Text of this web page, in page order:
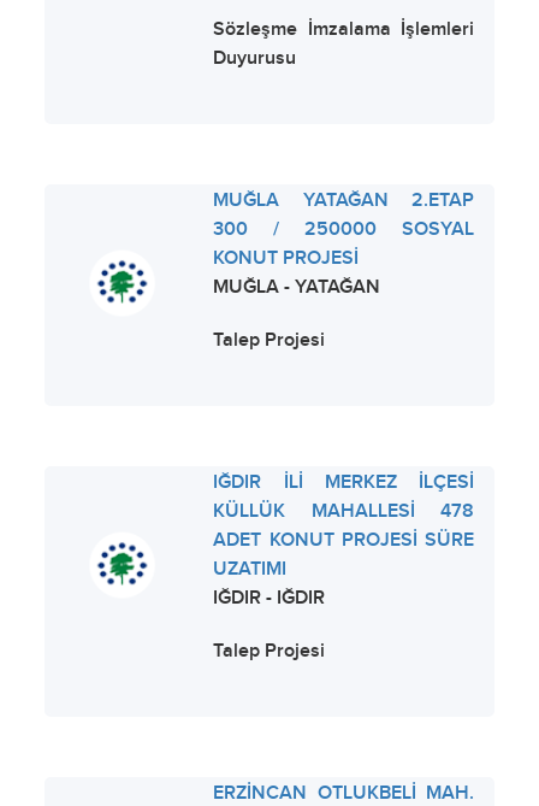
Sözleşme İmzalama İşlemleri
Duyurusu
MUĞLA YATAĞAN 2.ETAP
300 / 250000 SOSYAL
KONUT PROJESİ
MUĞLA - YATAĞAN
Talep Projesi
IĞDIR İLİ MERKEZ İLÇESİ
KÜLLÜK MAHALLESİ 478
ADET KONUT PROJESİ SÜRE
UZATIMI
IĞDIR - IĞDIR
Talep Projesi
ERZİNCAN OTLUKBELİ MAH.